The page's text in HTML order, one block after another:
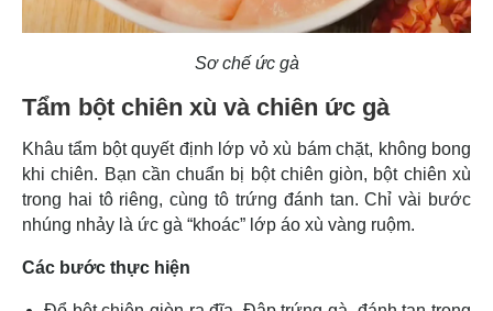
Sơ chế ức gà
Tẩm bột chiên xù và chiên ức gà
Khâu tẩm bột quyết định lớp vỏ xù bám chặt, không bong
khi chiên. Bạn cần chuẩn bị bột chiên giòn, bột chiên xù
trong hai tô riêng, cùng tô trứng đánh tan. Chỉ vài bước
nhúng nhảy là ức gà “khoác” lớp áo xù vàng ruộm.
Các bước thực hiện